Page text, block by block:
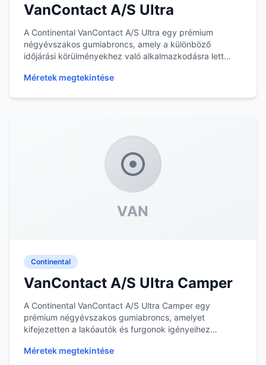
VanContact A/S Ultra
A Continental VanContact A/S Ultra egy prémium
négyévszakos gumiabroncs, amely a különböző
időjárási körülményekhez való alkalmazkodásra lett
Méretek megtekintése
VAN
Continental
VanContact A/S Ultra Camper
A Continental VanContact A/S Ultra Camper egy
prémium négyévszakos gumiabroncs, amelyet
kifejezetten a lakóautók és furgonok igényeihez
Méretek megtekintése